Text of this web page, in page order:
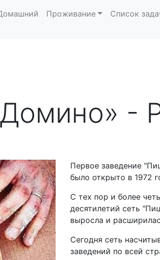
Проживание Список
-
Первое заведение
было открыто в 1972
С тех пор и более
десятилетий сеть
выросла и
Сегодня сеть
заведений по всей